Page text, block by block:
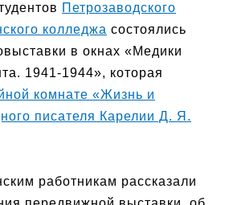
Петрозаводского
колледжа состоялись
в окнах «Медики
1941-1944», которая
комнате «Жизнь и
писателя Карелии Д. Я.
работникам рассказали